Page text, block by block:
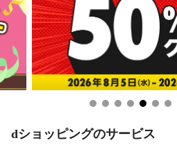
dショッピングのサービス